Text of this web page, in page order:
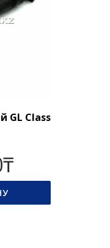
GL Class
₸